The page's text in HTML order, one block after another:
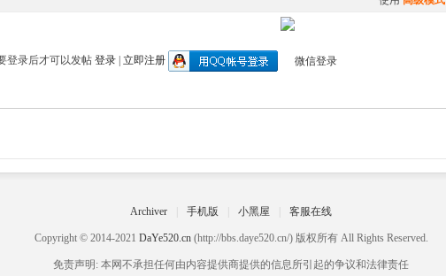
登录后才可以发帖 登录| 立即注册
Archiver 手机版 小黑屋 客服在线
Copyright © 2014-2021 DaYe520.cn(http://bbs.daye520.cn/) 版权所有 All Rights Reserved.
免责声明: 本网不承担任何由内容提供商提供的信息所引起的争议和法律责任